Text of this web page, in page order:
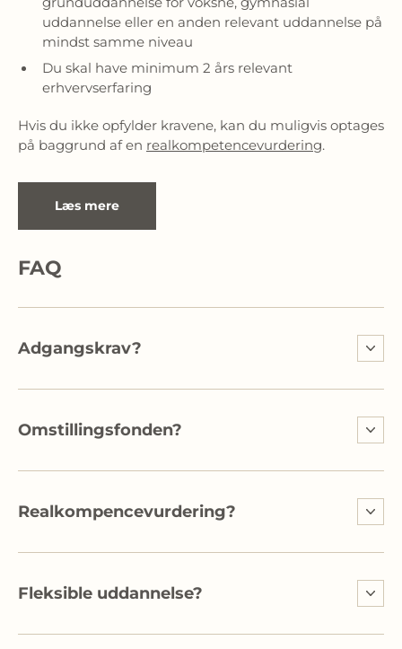
uddannelse eller en anden relevant uddannelse på
mindst samme niveau
Du skal have minimum 2 års relevant
erhvervserfaring
Hvis du ikke opfylder kravene, kan du muligvis optages
på baggrund af en realkompetencevurdering.
Læs mere
FAQ
Adgangskrav?
Omstillingsfonden?
Realkompencevurdering?
Fleksible uddannelse?